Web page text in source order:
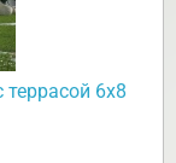
6х8